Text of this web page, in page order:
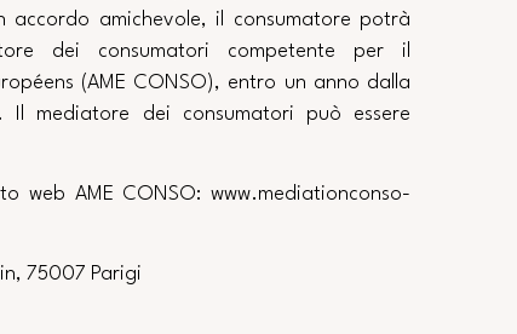
accordo amichevole, il consumatore potrà
dei consumatori competente per il
(AME CONSO), entro un anno dalla
mediatore dei consumatori può essere
AME CONSO: www.mediationconso-
75007 Parigi